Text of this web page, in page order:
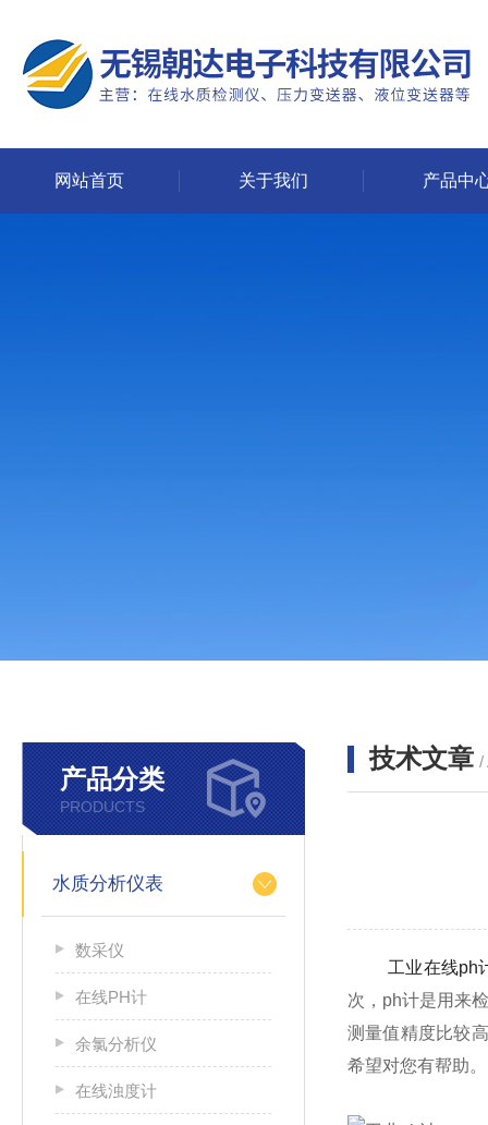
网站首页 关于我们 产品中
产品分类
PRODUCTS
水质分析仪表
数采仪
在线PH计
余氯分析仪
在线浊度计
技术文章 /
工业在线ph
次，ph计是用来
测量值精度比较
希望对您有帮助。